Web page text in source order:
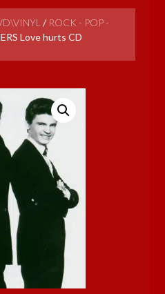
/ ROCK - POP -
Love hurts CD